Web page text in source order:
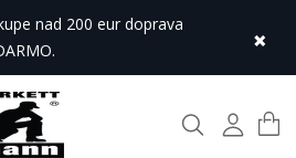
nad 200 eur doprava
×
Hľadať Môj